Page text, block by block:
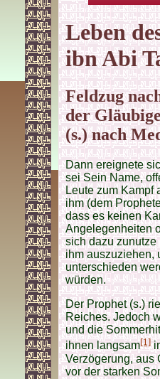
Leben
ibn Abi
Feldzug
der
(s.) nach
Dann ereignete
sei Sein Name,
Leute zum Kampf
ihm (dem
dass es keinen
Angelegenheiten
sich dazu zunutze
ihm auszu­ziehen,
unterschieden
würden.
Der Prophet (s.)
Reiches. Jedoch
und die
ihnen langsam[1]
Verzögerung, aus
vor der starken